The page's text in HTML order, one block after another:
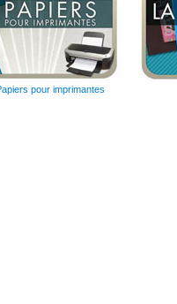
pour imprimantes